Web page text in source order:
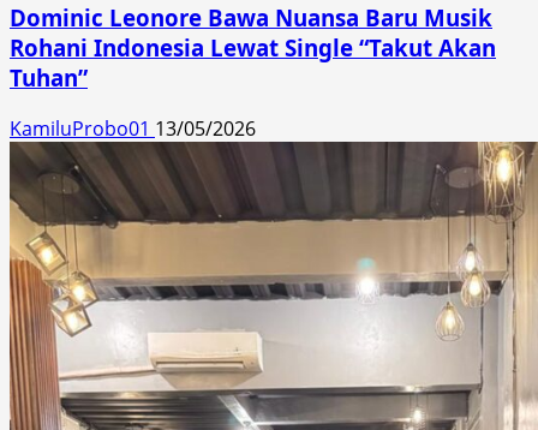
Dominic Leonore Bawa Nuansa Baru Musik
Rohani Indonesia Lewat Single “Takut Akan
Tuhan”
KamiluProbo01 13/05/2026